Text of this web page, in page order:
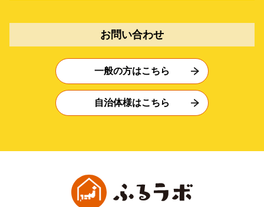
お問い合わせ
一般の方はこちら
自治体様はこちら